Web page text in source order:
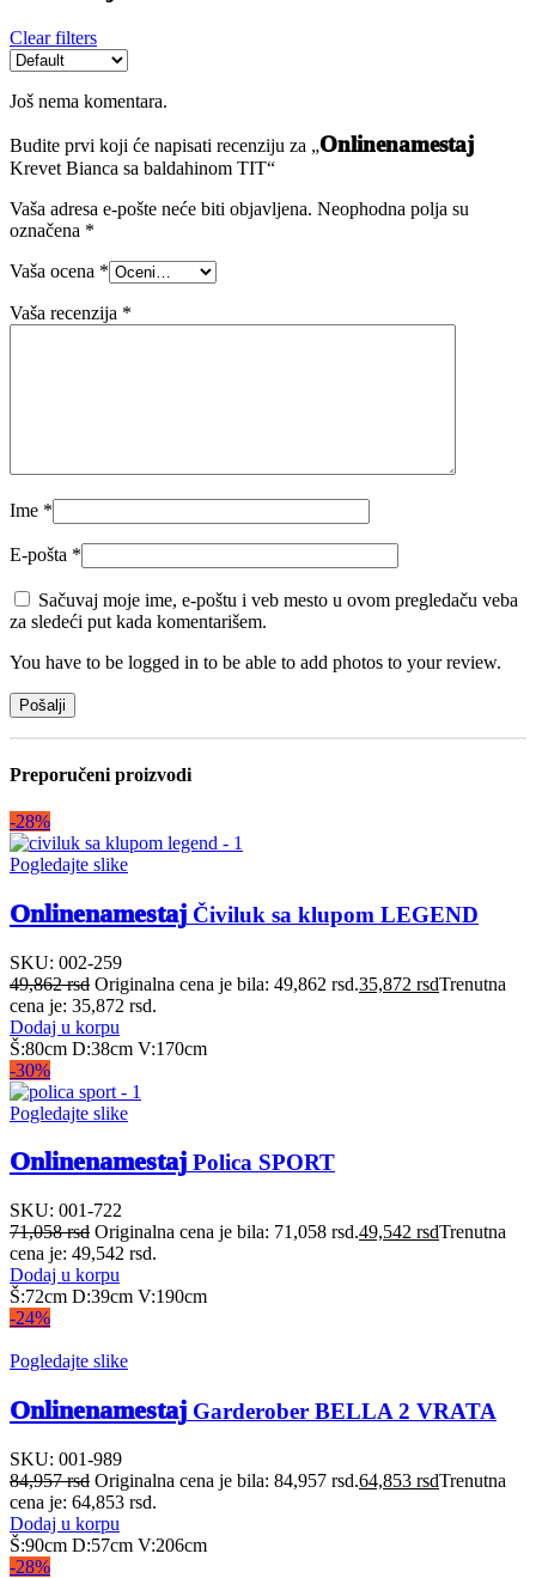
Clear filters
Još nema komentara.
Budite prvi koji će napisati recenziju za „Onlinenamestaj
Krevet Bianca sa baldahinom TIT“
Vaša adresa e-pošte neće biti objavljena. Neophodna polja su
označena *
Vaša ocena *
Vaša recenzija *
Ime *
E-pošta *
Sačuvaj moje ime, e-poštu i veb mesto u ovom pregledaču veba
za sledeći put kada komentarišem.
You have to be logged in to be able to add photos to your review.
Preporučeni proizvodi
-28%
Pogledajte slike
Onlinenamestaj Čiviluk sa klupom LEGEND
SKU: 002-259
49,862rsd Originalna cena je bila: 49,862 rsd.35,872 rsdTrenutna
cena je: 35,872 rsd.
Dodaj u korpu
Š:80cm D:38cm V:170cm
-30%
Pogledajte slike
Onlinenamestaj Polica SPORT
SKU: 001-722
71,058rsd Originalna cena je bila: 71,058 rsd.49,542 rsdTrenutna
cena je: 49,542 rsd.
Dodaj u korpu
Š:72cm D:39cm V:190cm
-24%
Pogledajte slike
Onlinenamestaj Garderober BELLA 2 VRATA
SKU: 001-989
84,957rsd Originalna cena je bila: 84,957 rsd.64,853 rsdTrenutna
cena je: 64,853 rsd.
Dodaj u korpu
Š:90cm D:57cm V:206cm
-28%